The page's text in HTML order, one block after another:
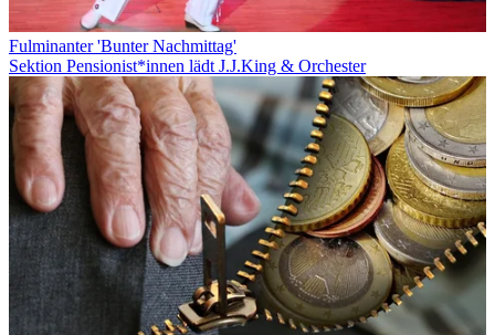
Fulminanter 'Bunter Nachmittag'
Sektion Pensionist*innen lädt J.J.King & Orchester